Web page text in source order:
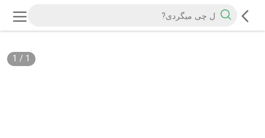
1
/
1